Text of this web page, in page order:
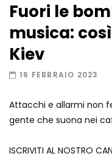
Record
Fuori le
musica:
Kiev
16 FEBBRAIO 2023
Attacchi e allarmi non
gente che suona nei
ISCRIVITI AL NOSTRO